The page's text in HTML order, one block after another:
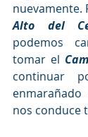
Alto del
podemos
tomar el
continuar
nos conduce